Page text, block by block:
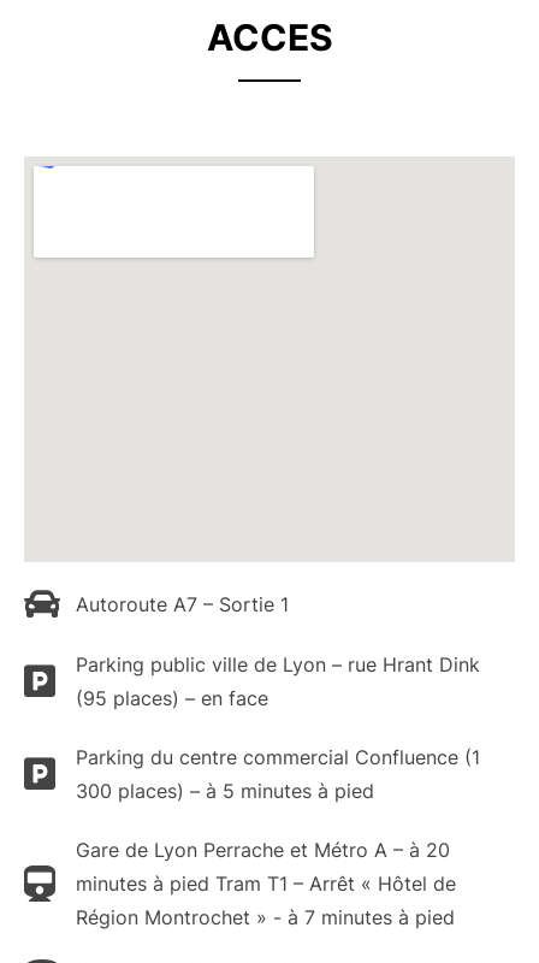
ACCES
Autoroute A7 – Sortie 1
Parking public ville de Lyon – rue Hrant Dink
(95 places) – en face
Parking du centre commercial Confluence (1
300 places) – à 5 minutes à pied
Gare de Lyon Perrache et Métro A – à 20
minutes à pied Tram T1 – Arrêt « Hôtel de
Région Montrochet » - à 7 minutes à pied